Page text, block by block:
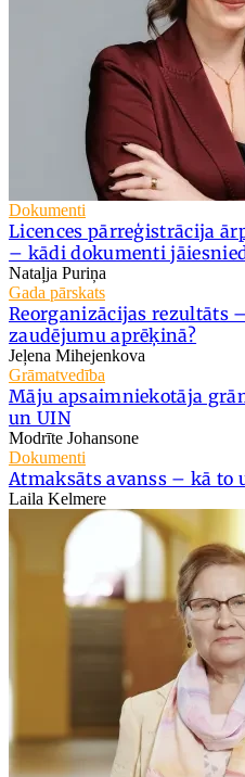
Dokumenti
Licences pārreģistrācija
– kādi dokumenti
Nataļja Puriņa
Gada pārskats
Reorganizācijas rezultāts
zaudējumu aprēķinā?
Jeļena Mihejenkova
Grāmatvedība
Māju apsaimniekotāja
un UIN
Modrīte Johansone
Dokumenti
Atmaksāts avanss – kā to
Laila Kelmere